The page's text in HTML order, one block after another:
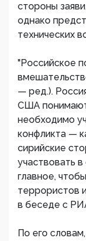
стороны
однако
технических
"Российское
— ред.).
США
необходимо
конфликта —
сирийские
участвовать
главное,
террористов
в беседе с
По его